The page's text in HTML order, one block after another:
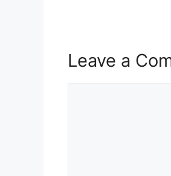
Leave a